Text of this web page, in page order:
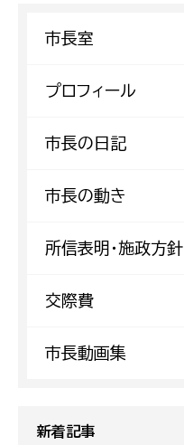
市長室
プロフィール
市長の日記
市長の動き
所信表明・施政方針
交際費
市長動画集
新着記事